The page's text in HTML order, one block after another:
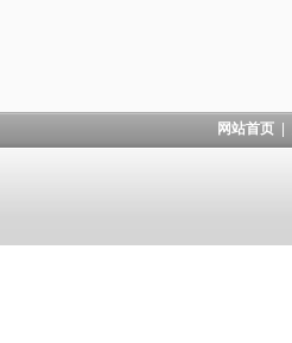
网站首页|